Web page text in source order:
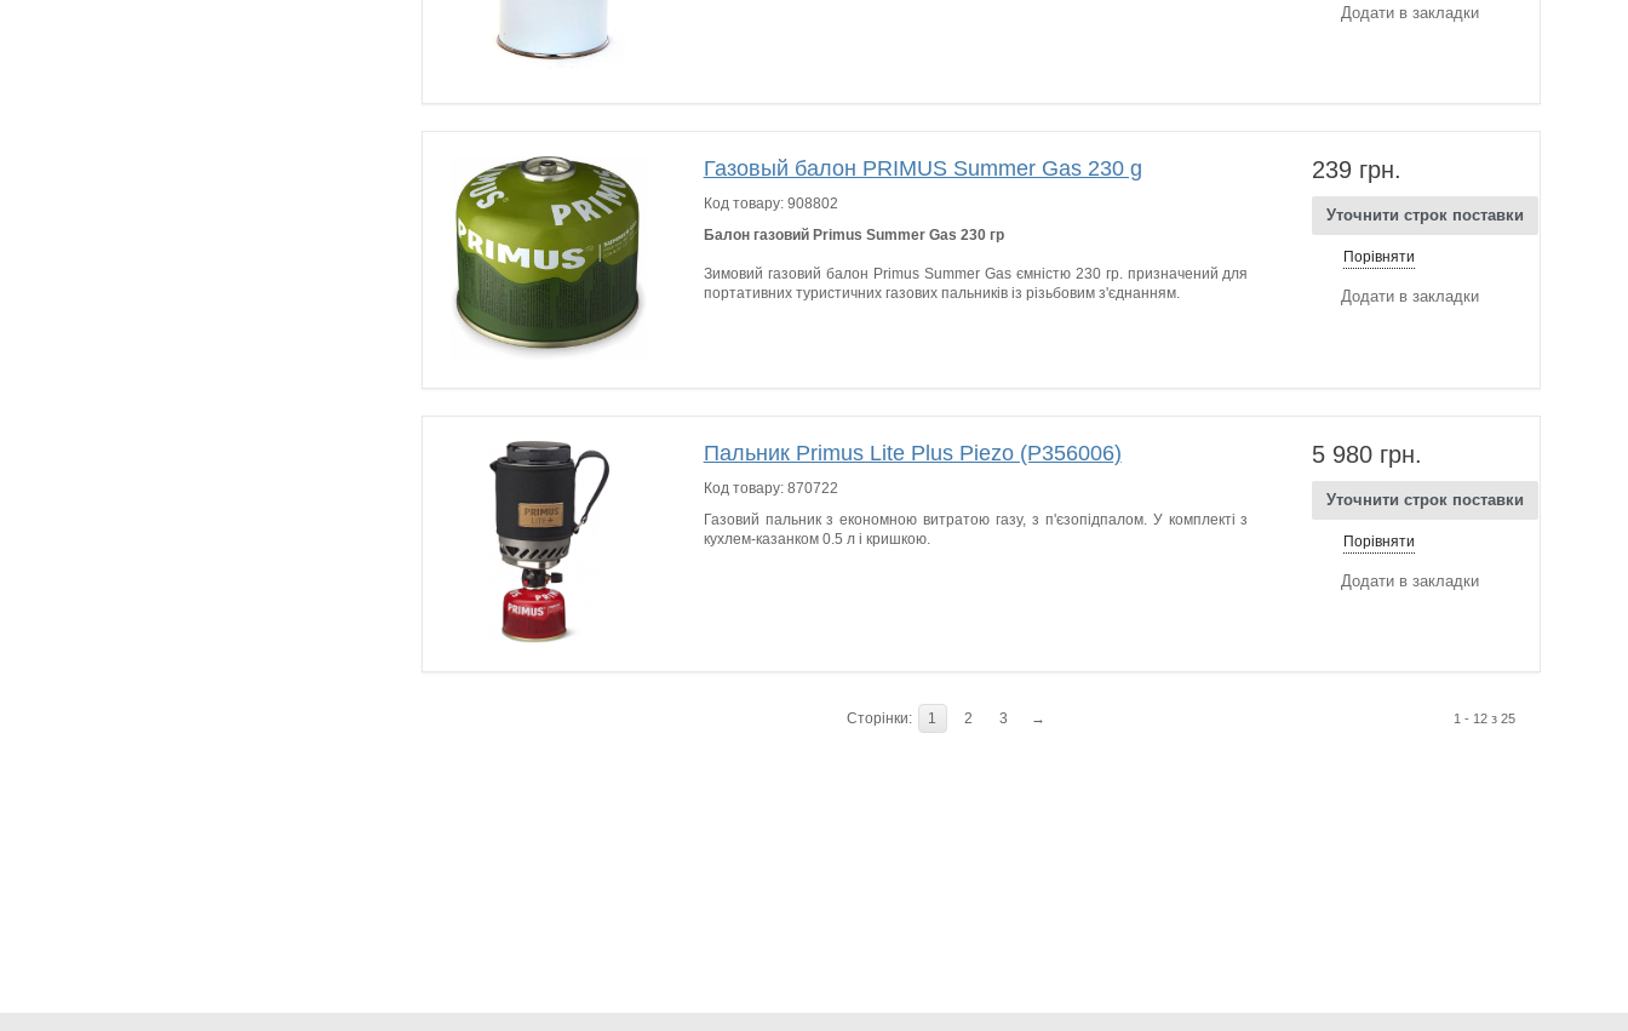
Додати в закладки
Газовый балон PRIMUS Summer Gas 230 g
Код товару: 908802
Балон газовий Primus Summer Gas 230 гр
Зимовий газовий балон Primus Summer Gas ємністю 230 гр. призначений для
портативних туристичних газових пальників із різьбовим з'єднанням.
239 грн.
Уточнити строк поставки
Порівняти
Додати в закладки
Пальник Primus Lite Plus Piezo (P356006)
Код товару: 870722
Газовий пальник з економною витратою газу, з п'єзопідпалом. У комплекті з
кухлем-казанком 0.5 л і кришкою.
5 980 грн.
Уточнити строк поставки
Порівняти
Додати в закладки
1 - 12 з 25
Сторінки: 1 2 3 →